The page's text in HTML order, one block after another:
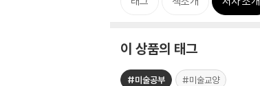
이 상품의 태그
#미술공부 #미술교양